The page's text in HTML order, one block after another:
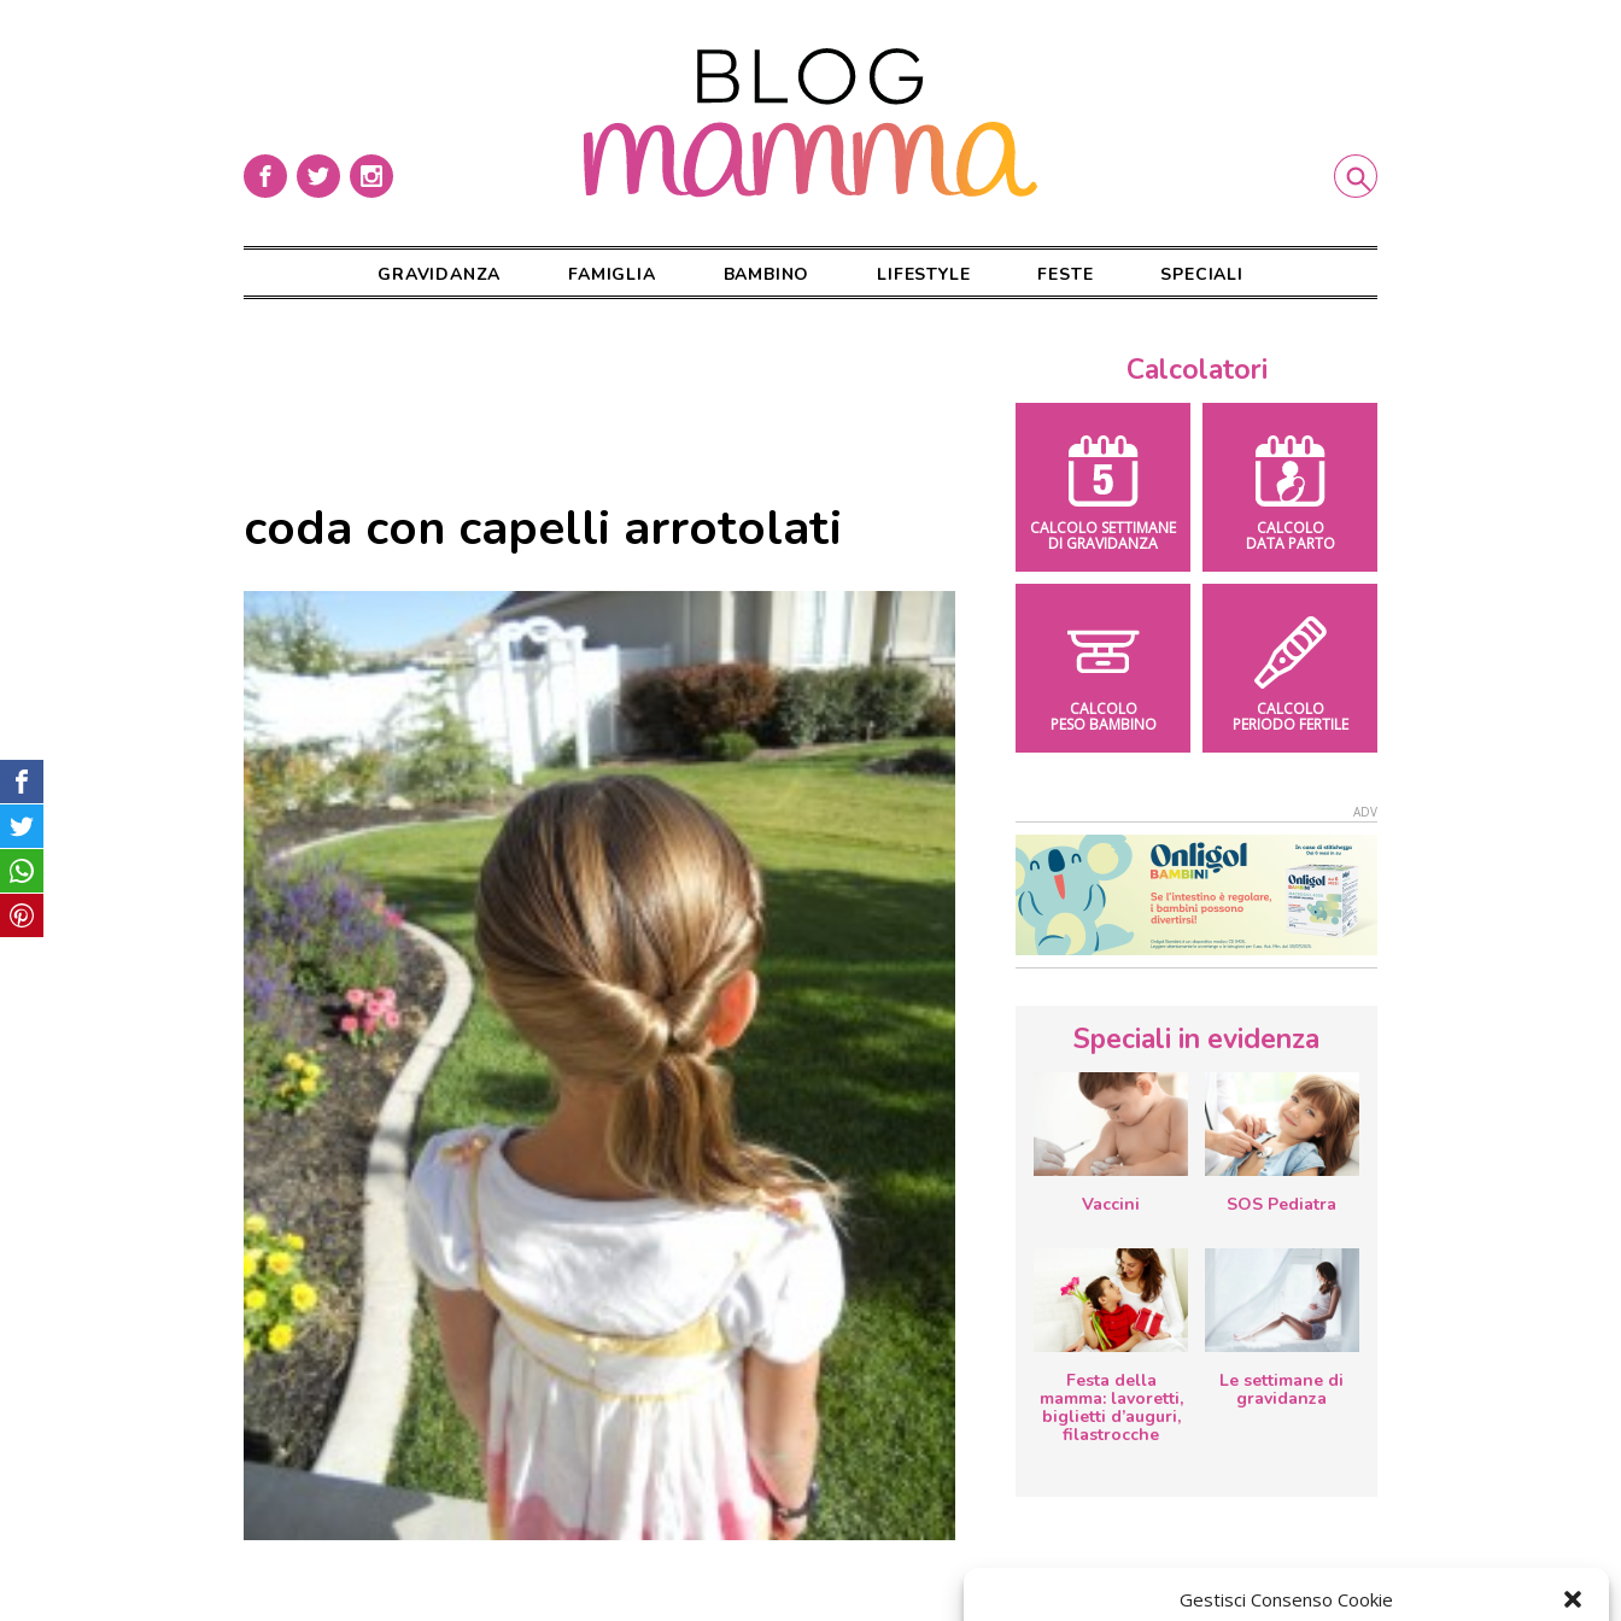
Gestisci Consenso Cookie
GRAVIDANZA FAMIGLIA BAMBINO LIFESTYLE FESTE SPECIALI
coda con capelli arrotolati
Calcolatori
CALCOLO SETTIMANE
DI GRAVIDANZA
CALCOLO
DATA PARTO
CALCOLO
PESO BAMBINO
CALCOLO
PERIODO FERTILE
Speciali in evidenza
Vaccini SOS Pediatra
Festa della
mamma: lavoretti,
biglietti d’auguri,
filastrocche
Le settimane di
gravidanza